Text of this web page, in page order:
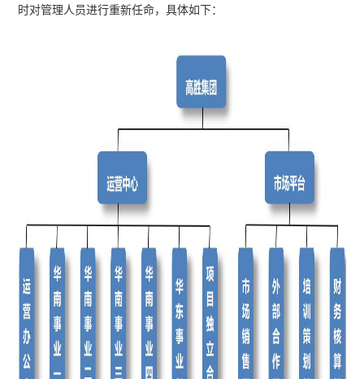
时对管理人员进行重新任命，具体如下：